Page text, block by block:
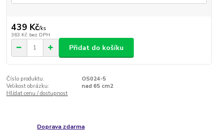
439 Kč/ks
363 Kč bez DPH
Přidat do košíku
Číslo produktu:
OS024-5
Velikost obrázku:
nad 65 cm2
Hlídat cenu / dostupnost
Doprava zdarma